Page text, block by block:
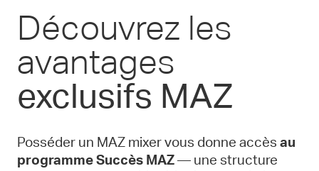
Découvrez les
avantages
exclusifs MAZ
Posséder un MAZ mixer vous donne accès au
programme Succès MAZ — une structure